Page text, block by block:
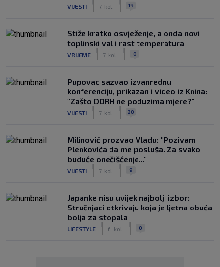
VIJESTI 7. kol. 19
Stiže kratko osvježenje, a onda novi
toplinski val i rast temperatura
VRIJEME 7. kol. 0
Pupovac sazvao izvanrednu
konferenciju, prikazan i video iz Knina:
"Zašto DORH ne poduzima mjere?"
VIJESTI 7. kol. 20
Milinović prozvao Vladu: "Pozivam
Plenkovića da me posluša. Za svako
buduće onečišćenje..."
VIJESTI 7. kol. 9
Japanke nisu uvijek najbolji izbor:
Stručnjaci otkrivaju koja je ljetna obuća
bolja za stopala
LIFESTYLE 6. kol. 0